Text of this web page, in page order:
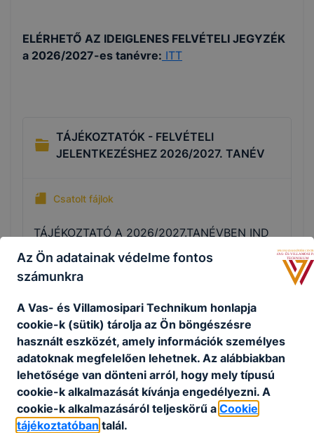
ELÉRHETŐ AZ IDEIGLENES FELVÉTELI JEGYZÉK
a 2026/2027-es tanévre: ITT
TÁJÉKOZTATÓK - FELVÉTELI
JELENTKEZÉSHEZ 2026/2027. TANÉV
Csatolt fájlok
TÁJÉKOZTATÓ A 2026/2027.TANÉVBEN IND
ULÓ KÉPZÉSEKRŐL
Kizáró okok orvosi alkalmassági vizsgálaton
Letöltés
Sport alkalmassági felmérés feladatsora
Letöltés
Az Ön adatainak védelme fontos
számunkra
A Vas- és Villamosipari Technikum honlapja
cookie-k (sütik) tárolja az Ön böngészésre
használt eszközét, amely információk személyes
adatoknak megfelelően lehetnek. Az alábbiakban
lehetősége van dönteni arról, hogy mely típusú
cookie-k alkalmazását kívánja engedélyezni. A
cookie-k alkalmazásáról teljeskörű a Cookie
tájékoztatóban talál.